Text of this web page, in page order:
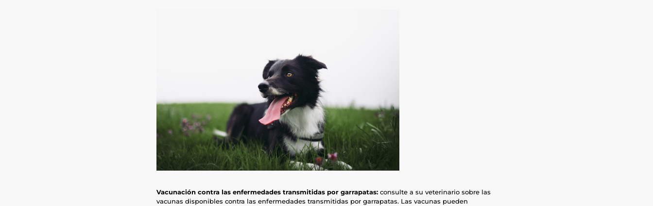
Vacunación contra las enfermedades transmitidas por garrapatas: consulte a su veterinario sobre las
vacunas disponibles contra las enfermedades transmitidas por garrapatas. Las vacunas pueden